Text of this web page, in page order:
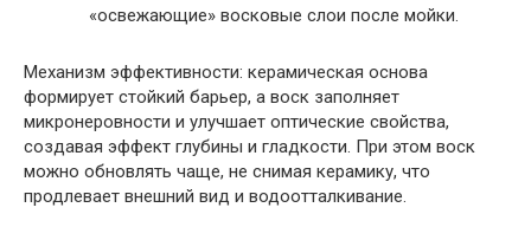
«освежающие» восковые слои после мойки.
Механизм эффективности: керамическая основа
формирует стойкий барьер, а воск заполняет
микронеровности и улучшает оптические свойства,
создавая эффект глубины и гладкости. При этом воск
можно обновлять чаще, не снимая керамику, что
продлевает внешний вид и водоотталкивание.